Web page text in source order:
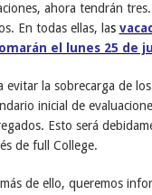
ahora tendrán
En todas ellas, las
el lunes 25 de
evitar la sobrecarga de
inicial de
Esto será
de full College.
de ello, queremos